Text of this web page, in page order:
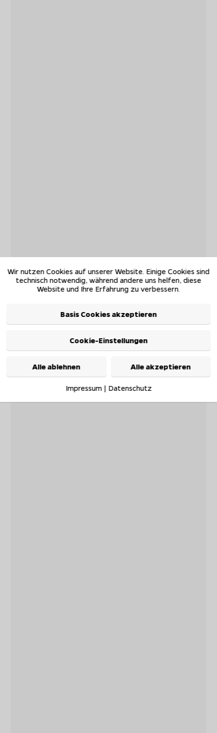
Wir nutzen Cookies auf unserer Website. Einige Cookies sind
technisch notwendig, während andere uns helfen, diese
Website und Ihre Erfahrung zu verbessern.
Basis Cookies akzeptieren
Cookie-Einstellungen
Alle ablehnen Alle akzeptieren
Impressum| Datenschutz